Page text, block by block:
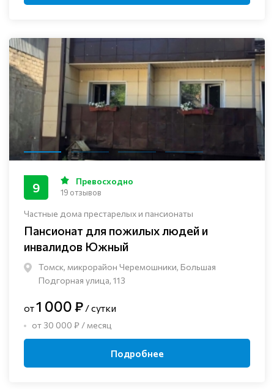
Частные дома престарелых и пансионаты
Пансионат для пожилых людей и
инвалидов Южный
Томск, микрорайон Черемошники, Большая
Подгорная улица, 113
9 Превосходно
19 отзывов
от1 000 ₽ / сутки
от 30 000 ₽ / месяц
Подробнее